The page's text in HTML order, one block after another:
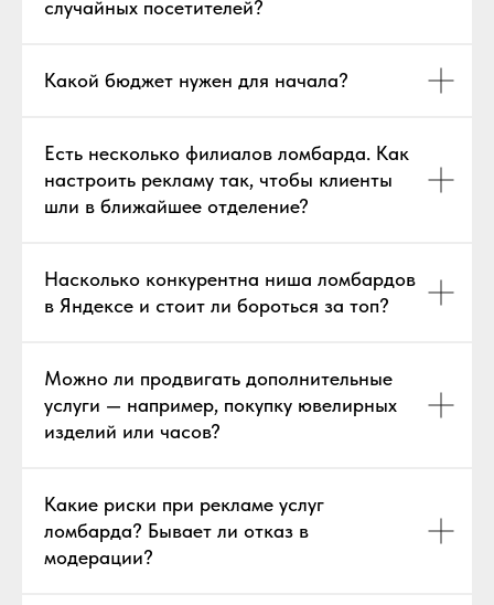
случайных посетителей?
Какой бюджет нужен для начала?
Есть несколько филиалов ломбарда. Как
настроить рекламу так, чтобы клиенты
шли в ближайшее отделение?
Насколько конкурентна ниша ломбардов
в Яндексе и стоит ли бороться за топ?
Можно ли продвигать дополнительные
услуги — например, покупку ювелирных
изделий или часов?
Какие риски при рекламе услуг
ломбарда? Бывает ли отказ в
модерации?